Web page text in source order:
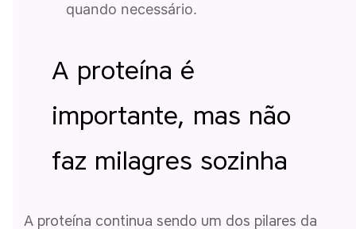
quando necessário.
A proteína é
importante, mas não
faz milagres sozinha
A proteína continua sendo um dos pilares da